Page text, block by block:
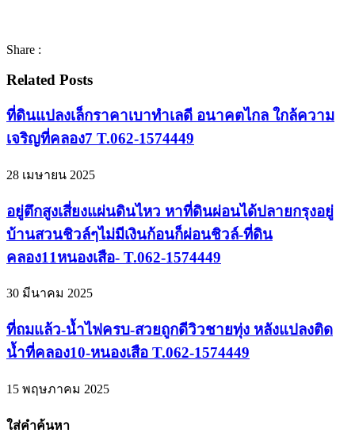
Share :
Related Posts
ที่ดินแปลงเล็กราคาเบาทำเลดี อนาคตไกล ใกล้ความ
เจริญที่คลอง7 T.062-1574449
28 เมษายน 2025
อยู่ตึกสูงเสี่ยงแผ่นดินไหว หาที่ดินผ่อนได้ปลายกรุงอยู่
บ้านสวนชิวล์ๆไม่มีเงินก้อนก็ผ่อนชิวล์-ที่ดิน
คลอง11หนองเสือ- T.062-1574449
30 มีนาคม 2025
ที่ถมแล้ว-น้ำไฟครบ-สวยถูกดีวิวชายทุ่ง หลังแปลงติด
น้ำที่คลอง10-หนองเสือ T.062-1574449
15 พฤษภาคม 2025
ใส่คำค้นหา